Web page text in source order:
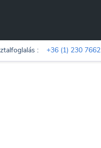
: +36 (1) 230 7662